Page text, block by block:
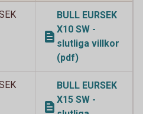
BULL EURSEK
X10 SW -
slutliga villkor
(pdf)
BULL EURSEK
X15 SW -